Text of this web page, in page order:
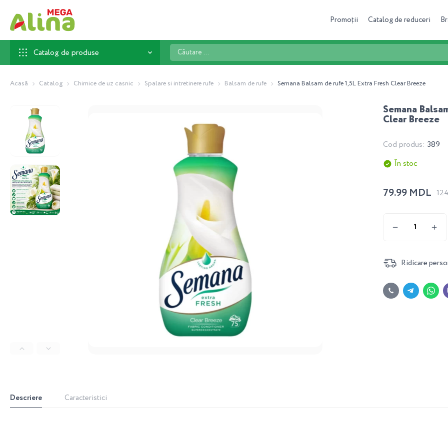
Promoții Catalog de reduceri
Catalog de produse
Căutare
...
Acasă Catalog Chimice de uz casnic Spalare si intretinere rufe Balsam de rufe Semana Balsam de rufe 1,5L Extra Fresh Clear Breeze
Semana
Clear Breeze
Cod produs: 389
În stoc
79.99 MDL
Ridicare
Descriere Caracteristici